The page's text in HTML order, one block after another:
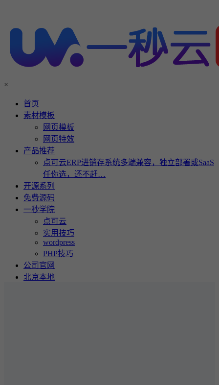
×
首页
素材模板
网页模板
网页特效
产品推荐
点可云ERP进销存系统多端兼容，独立部署或SaaS
任你选，还不赶…
开源系列
免费源码
一秒学院
点可云
实用技巧
wordpress
PHP技巧
公司官网
北京本地